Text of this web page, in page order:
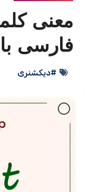
فارسی
#دیکشنری